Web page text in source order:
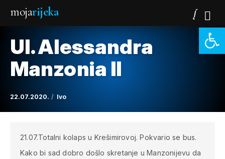
mojarijeka
Ul. Alessandra
Manzonia II
22.07.2020. Ivo
21.07.Totalni kolaps u Krešimirovoj. Pokvario se bus.
Kako bi sad dobro došlo skretanje u Manzonijevu da